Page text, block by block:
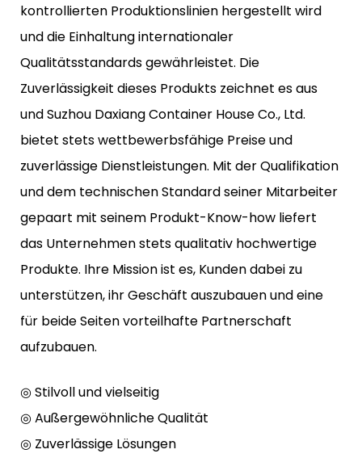
kontrollierten Produktionslinien hergestellt wird
und die Einhaltung internationaler
Qualitätsstandards gewährleistet. Die
Zuverlässigkeit dieses Produkts zeichnet es aus
und Suzhou Daxiang Container House Co., Ltd.
bietet stets wettbewerbsfähige Preise und
zuverlässige Dienstleistungen. Mit der Qualifikation
und dem technischen Standard seiner Mitarbeiter
gepaart mit seinem Produkt-Know-how liefert
das Unternehmen stets qualitativ hochwertige
Produkte. Ihre Mission ist es, Kunden dabei zu
unterstützen, ihr Geschäft auszubauen und eine
für beide Seiten vorteilhafte Partnerschaft
aufzubauen.
◎ Stilvoll und vielseitig
◎ Außergewöhnliche Qualität
◎ Zuverlässige Lösungen